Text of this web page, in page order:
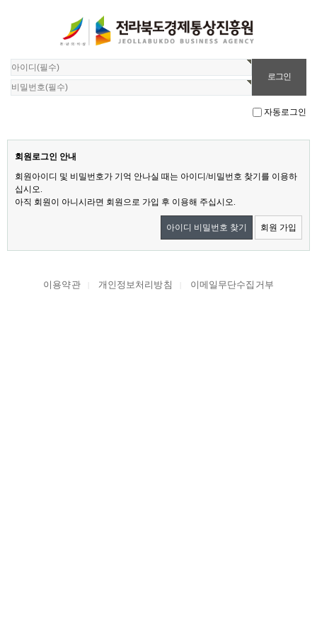
자동로그인
회원로그인 안내
회원아이디 및 비밀번호가 기억 안나실 때는 아이디/비밀번호 찾기를 이용하
십시오.
아직 회원이 아니시라면 회원으로 가입 후 이용해 주십시오.
아이디 비밀번호 찾기 회원 가입
이용약관 개인정보처리방침 이메일무단수집거부